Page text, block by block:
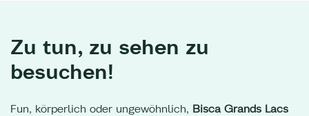
Zu tun, zu sehen zu
besuchen!
Fun, körperlich oder ungewöhnlich, Bisca Grands Lacs